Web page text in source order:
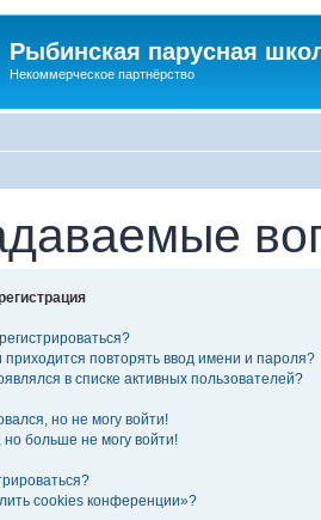
Рыбинская парусная
Некоммерческое партнёрство
повторять ввод имени и пароля?
в списке активных пользователей?
но не могу войти!
но больше не могу войти!
cookies конференции»?